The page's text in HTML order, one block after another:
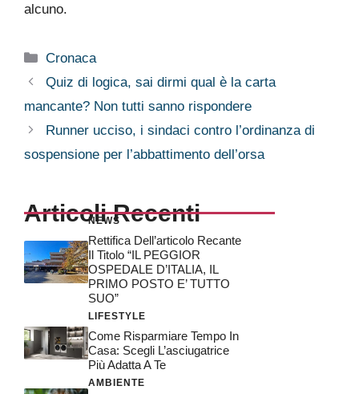
alcuno.
Categorie
Cronaca
Quiz di logica, sai dirmi qual è la carta
mancante? Non tutti sanno rispondere
Runner ucciso, i sindaci contro l’ordinanza di
sospensione per l’abbattimento dell’orsa
Articoli Recenti
NEWS
Rettifica Dell’articolo Recante
Il Titolo “IL PEGGIOR
OSPEDALE D’ITALIA, IL
PRIMO POSTO E’ TUTTO
SUO”
LIFESTYLE
Come Risparmiare Tempo In
Casa: Scegli L’asciugatrice
Più Adatta A Te
AMBIENTE